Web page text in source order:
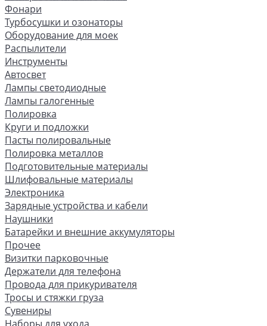
Фонари
Турбосушки и озонаторы
Оборудование для моек
Распылители
Инструменты
Автосвет
Лампы светодиодные
Лампы галогенные
Полировка
Круги и подложки
Пасты полировальные
Полировка металлов
Подготовительные материалы
Шлифовальные материалы
Электроника
Зарядные устройства и кабели
Наушники
Батарейки и внешние аккумуляторы
Прочее
Визитки парковочные
Держатели для телефона
Провода для прикуривателя
Тросы и стяжки груза
Сувениры